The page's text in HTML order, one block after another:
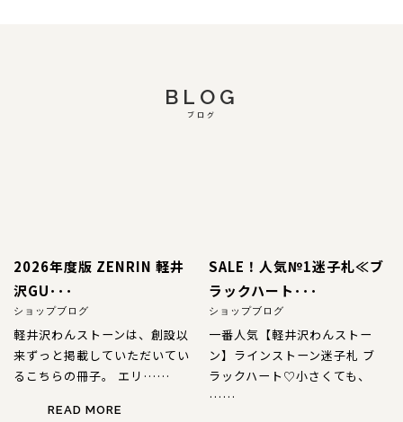
BLOG
ブログ
2026年度版 ZENRIN 軽井
沢GU･･･
ショップブログ
軽井沢わんストーンは、創設以
来ずっと掲載していただいてい
るこちらの冊子。 エリ……
READ MORE
SALE！人気№1迷子札≪ブ
ラックハート･･･
ショップブログ
一番人気【軽井沢わんストー
ン】ラインストーン迷子札 ブ
ラックハート♡小さくても、
……